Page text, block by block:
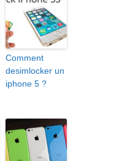
Comment
desimlocker un
iphone 5 ?